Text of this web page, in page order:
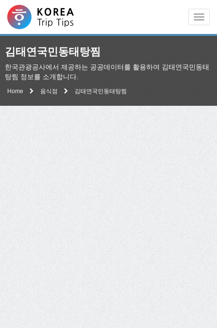
김태연국민동태탕찜
한국관광공사에서 제공하는 공공데이터를 활용하여 김태연국민동태
탕찜 정보를 소개합니다.
Home 음식점 김태연국민동태탕찜